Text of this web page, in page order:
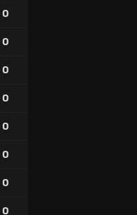
0
0
0
0
0
0
0
0